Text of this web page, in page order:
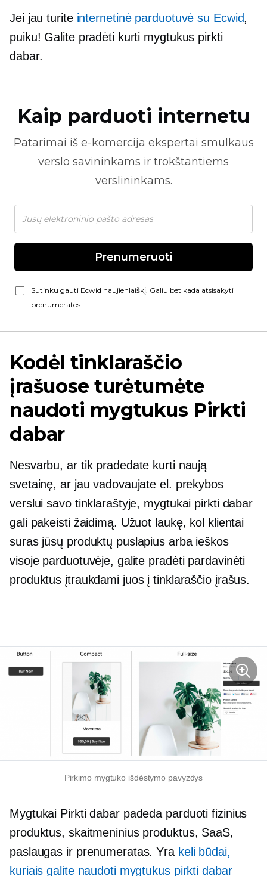
Jei jau turite internetinė parduotuvė su Ecwid,
puiku! Galite pradėti kurti mygtukus pirkti
dabar.
Kaip parduoti internetu
Patarimai iš e-komercija ekspertai smulkaus
verslo savininkams ir trokštantiems
verslininkams.
Prenumeruoti
Sutinku gauti Ecwid naujienlaiškį. Galiu bet kada atsisakyti
prenumeratos.
Kodėl tinklaraščio
įrašuose turėtumėte
naudoti mygtukus Pirkti
dabar
Nesvarbu, ar tik pradedate kurti naują
svetainę, ar jau vadovaujate el. prekybos
verslui savo tinklaraštyje, mygtukai pirkti dabar
gali pakeisti žaidimą. Užuot laukę, kol klientai
suras jūsų produktų puslapius arba ieškos
visoje parduotuvėje, galite pradėti pardavinėti
produktus įtraukdami juos į tinklaraščio įrašus.
Pirkimo mygtuko išdėstymo pavyzdys
Mygtukai Pirkti dabar padeda parduoti fizinius
produktus, skaitmeninius produktus, SaaS,
paslaugas ir prenumeratas. Yra keli būdai,
kuriais galite naudoti mygtukus pirkti dabar